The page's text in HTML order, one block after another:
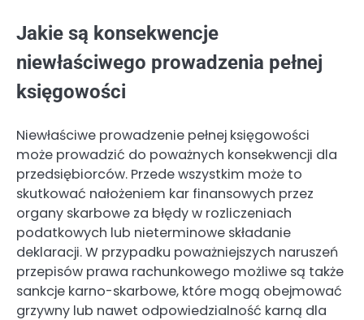
Jakie są konsekwencje
niewłaściwego prowadzenia pełnej
księgowości
Niewłaściwe prowadzenie pełnej księgowości
może prowadzić do poważnych konsekwencji dla
przedsiębiorców. Przede wszystkim może to
skutkować nałożeniem kar finansowych przez
organy skarbowe za błędy w rozliczeniach
podatkowych lub nieterminowe składanie
deklaracji. W przypadku poważniejszych naruszeń
przepisów prawa rachunkowego możliwe są także
sankcje karno-skarbowe, które mogą obejmować
grzywny lub nawet odpowiedzialność karną dla